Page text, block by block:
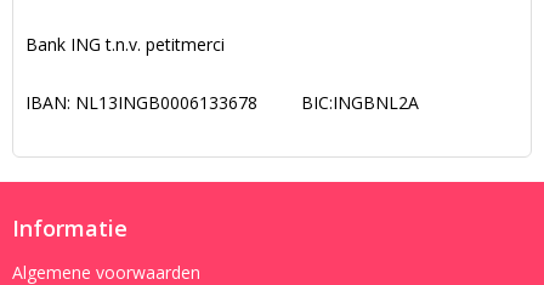
Bank ING t.n.v. petitmerci
IBAN: NL13INGB0006133678 BIC:INGBNL2A
Informatie
Algemene voorwaarden